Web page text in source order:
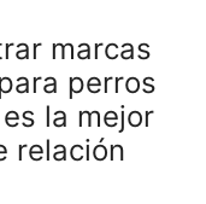
marcas
perros
la mejor
relación